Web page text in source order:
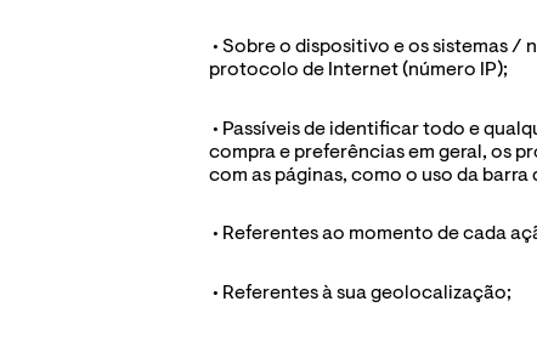
• Sobre o dispositivo e os sistemas /
protocolo de Internet (número IP);
• Passíveis de identificar todo e
compra e preferências em geral, os
com as páginas, como o uso da
• Referentes ao momento de cada
• Referentes à sua geolocalização;